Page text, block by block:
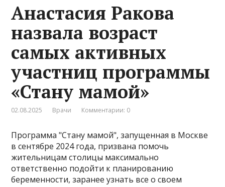
Анастасия Ракова
назвала возраст
самых активных
участниц программы
«Стану мамой»
02.08.2025 Врачи Комментарии: 0
Программа "Стану мамой", запущенная в Москве
в сентябре 2024 года, призвана помочь
жительницам столицы максимально
ответственно подойти к планированию
беременности, заранее узнать все о своем